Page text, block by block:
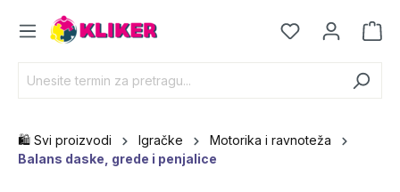
🛍️ Svi proizvodi Igračke
Motorika i ravnoteža
Balans daske, grede i penjalice